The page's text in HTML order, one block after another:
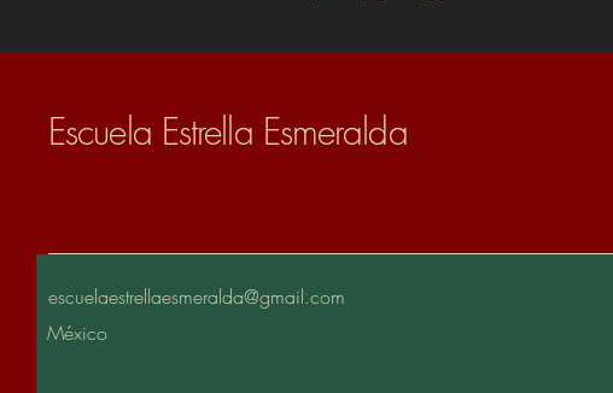
Escuela Estrella Esmeralda
escuelaestrellaesmeralda@gmail.com
México